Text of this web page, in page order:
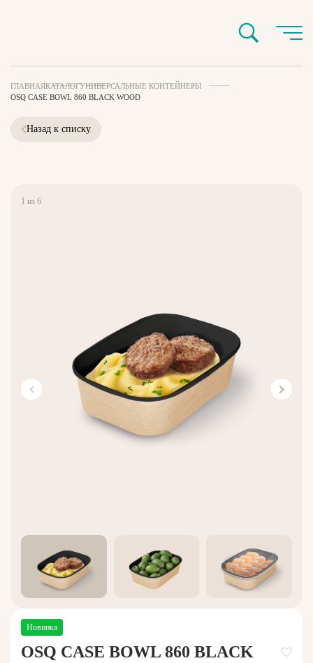
ГЛАВНАЯКАТАЛОГУНИВЕРСАЛЬНЫЕ КОНТЕЙНЕРЫ
OSQ CASE BOWL 860 BLACK WOOD
Назад к списку
Новинка
OSQ CASE BOWL 860 BLACK
1 из 6